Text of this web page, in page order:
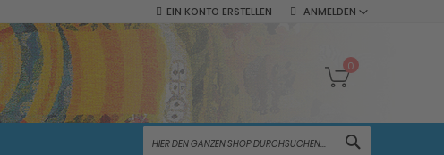
ANMELDEN
EIN KONTO ERSTELLEN
Mein
0
SUCHE